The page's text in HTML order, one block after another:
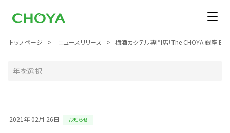
トップページ ニュースリリース 梅酒カクテル専門店「The CHOYA 銀座
2021年 02月 26日 お知らせ